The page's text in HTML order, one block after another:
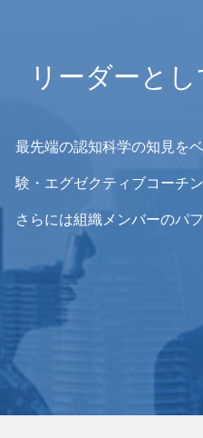
リーダーと
最先端の認知科学の知見を
験・エグゼクティブコーチ
さらには組織メンバーのパ